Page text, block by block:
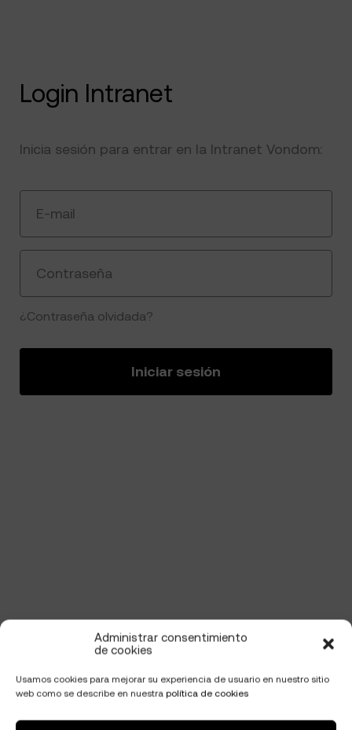
Administrar consentimiento
de cookies
Usamos cookies para mejorar su experiencia de usuario en nuestro sitio
web como se describe en nuestra política de cookies
Login Intranet
Inicia sesión para entrar en la Intranet Vondom:
E-mail
Contraseña
¿Contraseña olvidada?
Iniciar sesión